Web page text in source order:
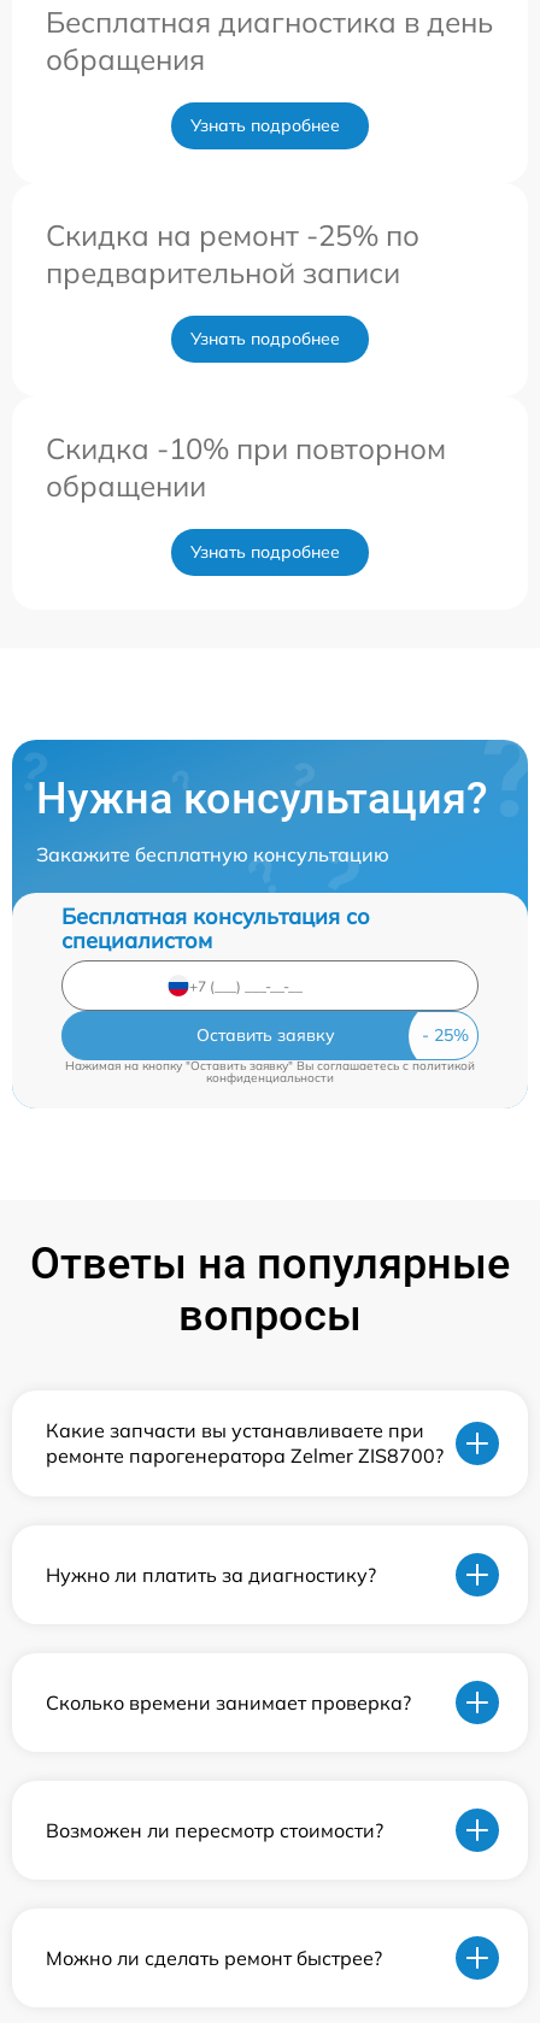
Бесплатная диагностика в день
обращения
Узнать подробнее
Скидка на ремонт -25% по
предварительной записи
Узнать подробнее
Скидка -10% при повторном
обращении
Узнать подробнее
Нужна консультация?
Закажите бесплатную консультацию
Бесплатная консультация со
специалистом
Оставить заявку
Нажимая на кнопку "Оставить заявку" Вы соглашаетесь c политикой
конфиденциальности
Ответы на популярные
вопросы
Какие запчасти вы устанавливаете при
ремонте парогенератора Zelmer ZIS8700?
Нужно ли платить за диагностику?
Сколько времени занимает проверка?
Возможен ли пересмотр стоимости?
Можно ли сделать ремонт быстрее?